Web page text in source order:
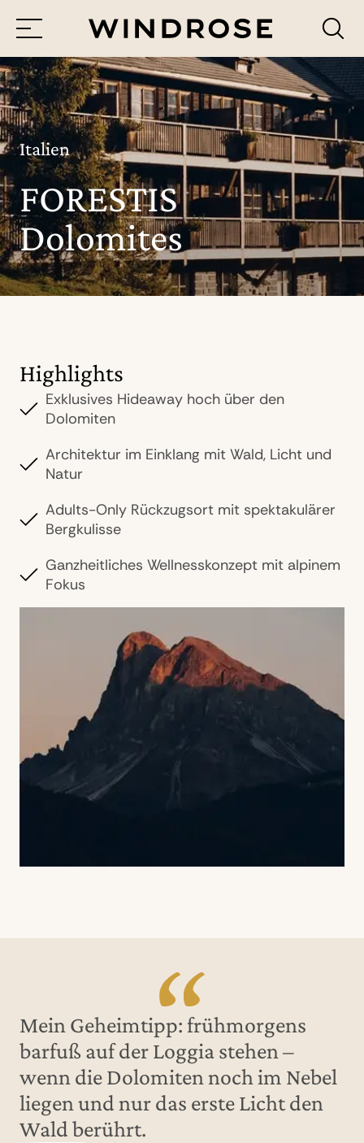
Menü
Reiseziele
Reisethemen
Jetzt Anfrage senden
Italien
FORESTIS
Dolomites
Highlights
Exklusives Hideaway hoch über den
Dolomiten
Architektur im Einklang mit Wald, Licht und
Natur
Adults-Only Rückzugsort mit spektakulärer
Bergkulisse
Ganzheitliches Wellnesskonzept mit alpinem
Fokus
Mein Geheimtipp: frühmorgens
barfuß auf der Loggia stehen –
wenn die Dolomiten noch im Nebel
liegen und nur das erste Licht den
Wald berührt.